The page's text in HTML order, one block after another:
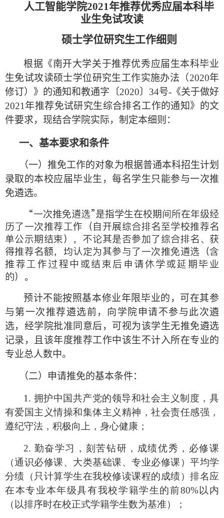
人工智能学院2021年推荐优秀应届本科毕
业生免试攻读
硕士学位研究生工作细则
根据《南开大学关于推荐优秀应届生本科毕业
生免试攻读硕士学位研究生工作实施办法（2020年
修订）》的通知和教通字〔2020〕 34号-《关于做好
2021 年推荐免试研究生综合排名工作的通知》的文
件要求，现结合学院实际，制定本细则：
一、基本要求和条件
（一）推免工作的对象为根据普通本科招生计划
录取的本校应届毕业生，每名学生只能参与一次推
免遴选。
“一次推免遴选”是指学生在校期间所在年级经
历了一次推荐工作（自开展综合排名至学校推荐名
单公示期结束），不论其是否参加了综合排名、获
得推荐名额，均认定为其参与了一次推免遴选（含
推荐工作过程中或结束后申请休学或延期毕业
的）。
预计不能按照基本修业年限毕业的，可在其参
与第一次推荐遴选前，向学院申请不参与此次遴
选，经学院批准同意后，可视为该学生无推免遴选
记录，且该年度推荐工作中该生不计入所在专业的
专业总人数中。
（二）申请推免的基本条件：
1. 拥护中国共产党的领导和社会主义制度，具
有爱国主义情操和集体主义精神，社会责任感强，
遵纪守法，积极向上，身心健康；
2. 勤奋学习，刻苦钻研，成绩优秀，必修课
（通识必修课、大类基础课、专业必修课）平均学
分绩（只计算学生在我校修读课程的成绩）排名应
在本专业本年级具有我校学籍学生的前80%以内
（以排序时在校正式学籍学生数为基准）；